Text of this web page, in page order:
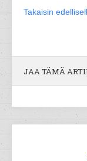
Takaisin
JAA TÄMÄ